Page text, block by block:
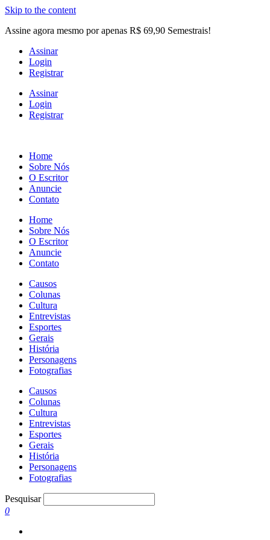
Skip to the content
Assine agora mesmo por apenas R$ 69,90 Semestrais!
Assinar
Login
Registrar
Assinar
Login
Registrar
Home
Sobre Nós
O Escritor
Anuncie
Contato
Home
Sobre Nós
O Escritor
Anuncie
Contato
Causos
Colunas
Cultura
Entrevistas
Esportes
Gerais
História
Personagens
Fotografias
Causos
Colunas
Cultura
Entrevistas
Esportes
Gerais
História
Personagens
Fotografias
Pesquisar
0